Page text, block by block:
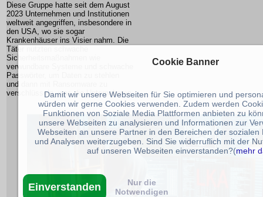
Diese Gruppe hatte seit dem August
2023 Unternehmen und Institutionen
weltweit angegriffen, insbesondere in
den USA, wo sie sogar
Krankenhäuser ins Visier nahm. Die
Täter nutzten schwache
Sicherheitsmaßnahmen wie
verwundbare Systeme und schwache
Passwörter, um Daten zu stehlen
und dann mit Ransomware zu
verschlüsseln, was die Unternehmen
Cookie Banner
Damit wir unsere Webseiten für Sie optimieren und
würden wir gerne Cookies verwenden. Zudem werden
Funktionen von Soziale Media Plattformen anbieten zu
unsere Webseiten zu analysieren und Informationen zur
Webseiten an unsere Partner in den Bereichen der sozialen
und Analysen weiterzugeben. Sind Sie widerruflich mit der
auf unseren Webseiten einverstanden?(mehr
Einverstanden
Nur die
Notwendigen